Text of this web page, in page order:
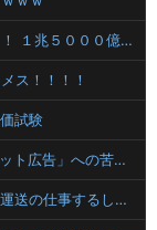
【速報】日本製メモリに世界中から注文殺到！！！ １兆５０００億円で工場増築へ
ス！！！！
試験
角栓ニュルッ、歯茎グラグラ… 「気持ち悪いネット広告」への苦情が急増
世間「大変だ！AI化で中間層が失業して介護とか運送の仕事するしか無くなるぞ！」←うん…うん？